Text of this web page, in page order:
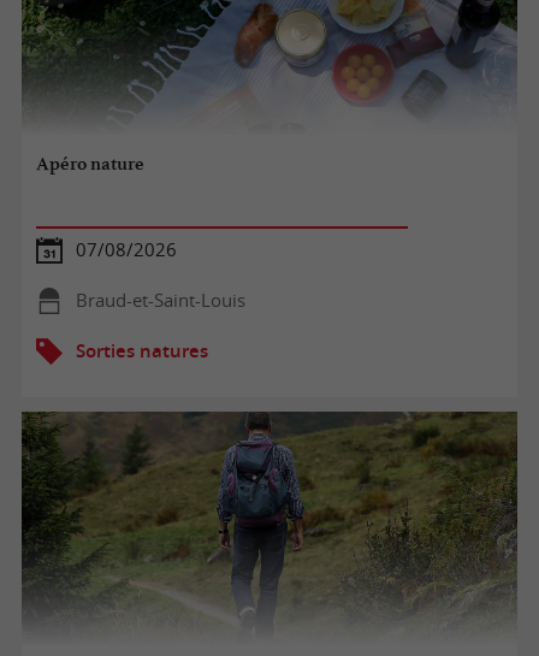
Apéro nature
07/08/2026
Braud-et-Saint-Louis
Sorties natures